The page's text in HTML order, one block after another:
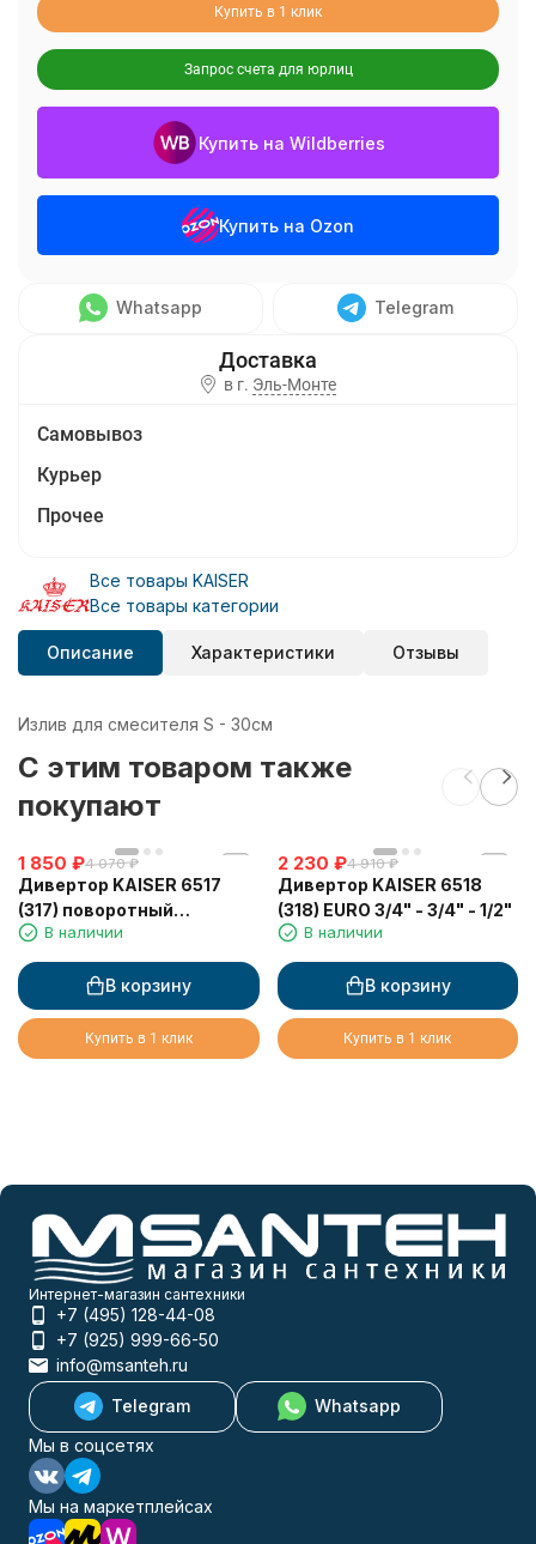
Купить в 1 клик
Запрос счета для юрлиц
Купить на Wildberries
Купить на Ozon
Whatsapp Telegram
в г. Эль-Монте
Самовывоз
Курьер
Прочее
Все товары KAISER
Все товары категории
Описание Характеристики Отзывы
Излив для смесителя S - 30см
C этим товаром также
покупают
1 850 ₽4 070 ₽
Дивертор KAISER 6517
(317) поворотный
картриджный 3/4" - 3/4" -
1/2"
В наличии
В корзину
Купить в 1 клик
2 230 ₽4 910 ₽
Дивертор KAISER 6518
(318) EURO 3/4" - 3/4" - 1/2"
В наличии
В корзину
Купить в 1 клик
Интернет-магазин сантехники
+7 (495) 128-44-08
+7 (925) 999-66-50
info@msanteh.ru
Telegram
Whatsapp
Мы в соцсетях
Мы на маркетплейсах